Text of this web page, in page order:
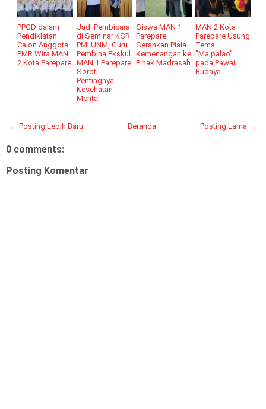
PPGD dalam
Pendiklatan
Calon Anggota
PMR Wira MAN
2 Kota Parepare
Jadi Pembicara
di Seminar KSR
PMI UNM, Guru
Pembina Ekskul
MAN 1 Parepare
Soroti
Pentingnya
Kesehatan
Mental
Siswa MAN 1
Parepare
Serahkan Piala
Kemenangan ke
Pihak Madrasah
MAN 2 Kota
Parepare Usung
Tema
"Ma'palao"
pada Pawai
Budaya
← Posting Lebih Baru Posting Lama →
Beranda
0 comments:
Posting Komentar